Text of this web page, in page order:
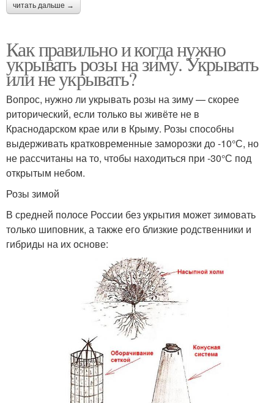
читать дальше →
Как правильно и когда нужно
укрывать розы на зиму. Укрывать
или не укрывать?
Вопрос, нужно ли укрывать розы на зиму — скорее
риторический, если только вы живёте не в
Краснодарском крае или в Крыму. Розы способны
выдерживать кратковременные заморозки до -10°С, но
не рассчитаны на то, чтобы находиться при -30°С под
открытым небом.
Розы зимой
В средней полосе России без укрытия может зимовать
только шиповник, а также его близкие родственники и
гибриды на их основе: